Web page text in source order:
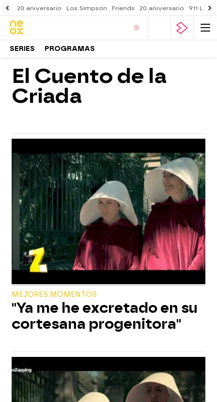
20 aniversario Los Simpson Friends 20 aniversario 911
SERIES PROGRAMAS
El Cuento de la
Criada
MEJORES MOMENTOS
"Ya me he excretado en su
cortesana progenitora"